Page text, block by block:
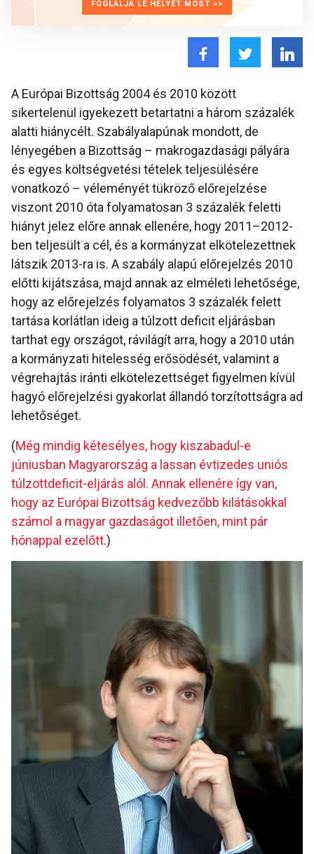
FOGLALJA LE HELYÉT MOST >>
A Európai Bizottság 2004 és 2010 között
sikertelenül igyekezett betartatni a három százalék
alatti hiánycélt. Szabályalapúnak mondott, de
lényegében a Bizottság – makrogazdasági pályára
és egyes költségvetési tételek teljesülésére
vonatkozó – véleményét tükröző előrejelzése
viszont 2010 óta folyamatosan 3 százalék feletti
hiányt jelez előre annak ellenére, hogy 2011–2012-
ben teljesült a cél, és a kormányzat elkötelezettnek
látszik 2013-ra is. A szabály alapú előrejelzés 2010
előtti kijátszása, majd annak az elméleti lehetősége,
hogy az előrejelzés folyamatos 3 százalék felett
tartása korlátlan ideig a túlzott deficit eljárásban
tarthat egy országot, rávilágít arra, hogy a 2010 után
a kormányzati hitelesség erősödését, valamint a
végrehajtás iránti elkötelezettséget figyelmen kívül
hagyó előrejelzési gyakorlat állandó torzítottságra ad
lehetőséget.
(Még mindig kétesélyes, hogy kiszabadul-e
júniusban Magyarország a lassan évtizedes uniós
túlzottdeficit-eljárás alól. Annak ellenére így van,
hogy az Európai Bizottság kedvezőbb kilátásokkal
számol a magyar gazdaságot illetően, mint pár
hónappal ezelőtt.)